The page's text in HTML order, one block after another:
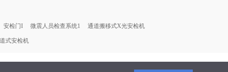
份登记上传
安检门I 微震人员检查系统1 通道搬移式X光安检机
式安检机